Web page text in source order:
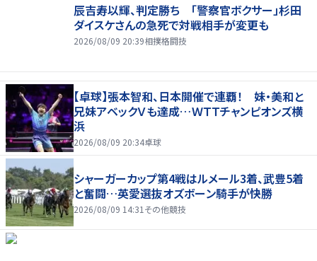
辰吉寿以輝、判定勝ち 「警察官ボクサー」杉田
ダイスケさんの急死で対戦相手が変更も
2026/08/09 20:39相撲格闘技
【卓球】張本智和、日本開催で連覇！ 妹・美和と
兄妹アベックＶも達成…ＷＴＴチャンピオンズ横
浜
2026/08/09 20:34卓球
シャーガーカップ第4戦はルメール3着、武豊5着
と奮闘…英愛選抜オズボーン騎手が快勝
2026/08/09 14:31 その他競技